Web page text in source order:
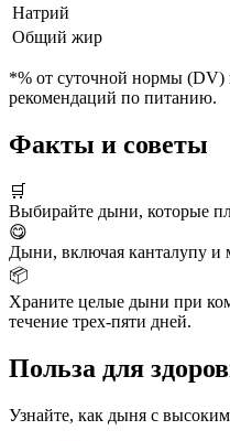
Натрий
Общий жир
*% от суточной нормы (DV)
рекомендаций по питанию.
Факты и советы
🛒
Выбирайте дыни, которые
😋
Дыни, включая канталупу и
📦
Храните целые дыни при
течение трех-пяти дней.
Польза для
Узнайте, как дыня с